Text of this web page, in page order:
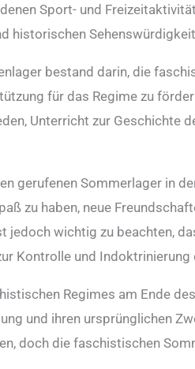
Sport- und
historischen
bestand darin, die
für das Regime zu
Unterricht zur Geschichte
gerufenen Sommerlager in
zu haben, neue
jedoch wichtig zu beachten,
Kontrolle und Indoktrinierung
Regimes am Ende
und ihren ursprünglichen
doch die faschistischen